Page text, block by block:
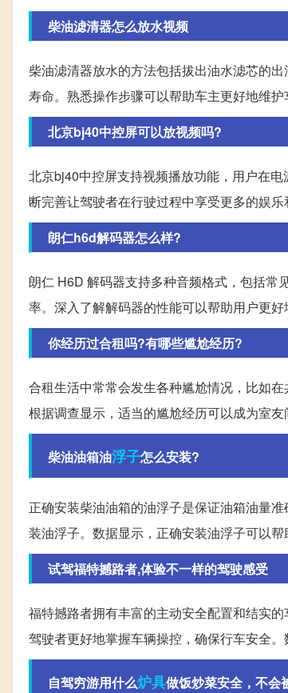
柴油滤清器怎么放水视频
柴油滤清器放水的方法包括拔出油水滤芯的
寿命。熟悉操作步骤可以帮助车主更好地维护
北京bj40中控屏可以放视频吗?
北京bj40中控屏支持视频播放功能，用户在
断完善让驾驶者在行驶过程中享受更多的娱乐
朗仁h6d解码器怎么样?
朗仁 H6D 解码器支持多种音频格式，包括常
率。深入了解解码器的性能可以帮助用户更好
你经历过合租吗?有哪些尴尬经历?
合租生活中常常会发生各种尴尬情况，比如
根据调查显示，适当的尴尬经历可以成为室友
柴油油箱油浮子怎么安装?
正确安装柴油油箱的油浮子是保证油箱油量
装油浮子。数据显示，正确安装油浮子可以
试驾福特撼路者,体验不一样的驾驶感受
福特撼路者拥有丰富的主动安全配置和结实
驾驶者更好地掌握车辆操控，确保行车安全
自驾穷游用什么炉具做饭炒菜安全，不会